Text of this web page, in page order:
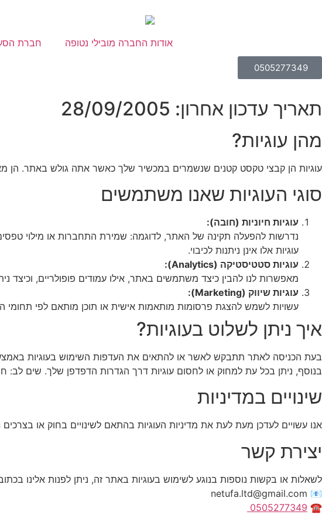
אודות החברה מובילי נטופה חברת
0505277349
תאריך עדכון אחרון: 28/09/2005
מהן עוגיות?
עוגיות הן קבצי טקסט קטנים שנשמרים במכשיר שלך כאשר אתה גולש באתר.
סוגי העוגיות שאנו משתמשים
עוגיות חיוניות (חובה):
נדרשות להפעלה תקינה של האתר, לדוגמה: שמירת התחברות או מילוי
עוגיות אלו אינן ניתנות לכיבוי.
עוגיות סטטיסטיקה (Analytics):
מאפשרות לנו להבין כיצד משתמשים באתר, אילו עמודים פופולריים, וכיצד
עוגיות שיווק (Marketing):
עשויות לשמש להצגת פרסומות מותאמות אישית או תוכן מותאם לפי תחומי
איך ניתן לשלוט בעוגיות?
בעת הכניסה לאתר תתבקש לאשר או להתאים את העדפות השימוש בעוגיות
בנוסף, ניתן בכל עת למחוק או לחסום עוגיות דרך הגדרות הדפדפן שלך. שים לב:
שינויים במדיניות
אנו עשויים לעדכן מעת לעת את מדיניות העוגיות בהתאם לשינויים בחוק או
יצירת קשר
לשאלות או בקשות נוספות בנוגע לשימוש בעוגיות באתר זה, ניתן לפנות אלינו
📧 netufa.ltd@gmail.com
☎️
0505277349